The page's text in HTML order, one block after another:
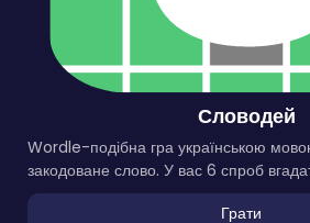
Словодей
Wordle-подібна гра українською
закодоване слово. У вас 6 спроб
Грати